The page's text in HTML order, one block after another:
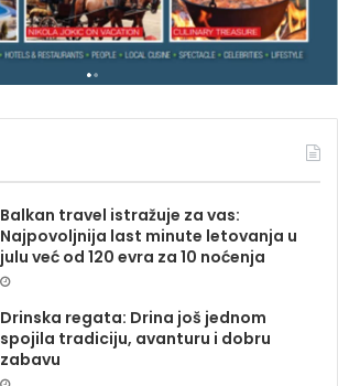
Balkan travel istražuje za vas:
Najpovoljnija last minute letovanja u
julu već od 120 evra za 10 noćenja
Drinska regata: Drina još jednom
spojila tradiciju, avanturu i dobru
zabavu